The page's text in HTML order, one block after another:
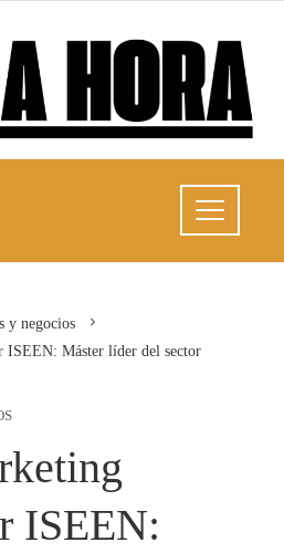
y negocios
ISEEN: Máster líder del sector
ISEEN: